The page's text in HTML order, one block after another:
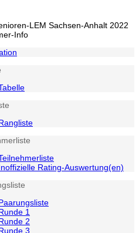
LEM Sachsen-Anhalt 2022
Info
Rating-Auswertung(en)
1
2
3